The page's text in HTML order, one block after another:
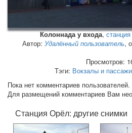
Колоннада у входа,
Автор: Удалённый пользователь,
Просмотров:
Тэги: Вокзалы и
Пока нет комментариев пользователей.
Для размещений комментариев Вам
Станция Орёл: другие снимки